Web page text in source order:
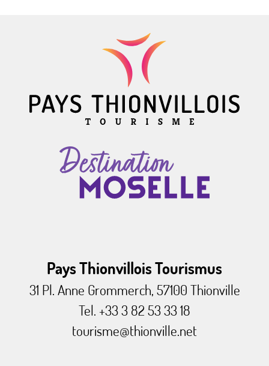
Pays Thionvillois Tourismus
31 Pl. Anne Grommerch, 57100 Thionville
Tel. +33 3 82 53 33 18
tourisme@thionville.net